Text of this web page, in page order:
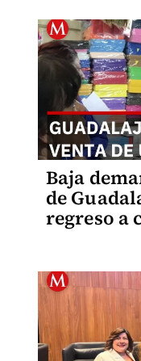
Baja
de
regreso a